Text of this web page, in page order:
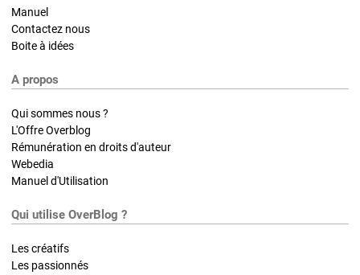
Manuel
Contactez nous
Boite à idées
A propos
Qui sommes nous ?
L'Offre Overblog
Rémunération en droits d'auteur
Webedia
Manuel d'Utilisation
Qui utilise OverBlog ?
Les créatifs
Les passionnés